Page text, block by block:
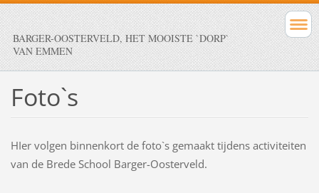
BARGER-OOSTERVELD, HET MOOISTE `DORP`
VAN EMMEN
Foto`s
HIer volgen binnenkort de foto`s gemaakt tijdens activiteiten
van de Brede School Barger-Oosterveld.